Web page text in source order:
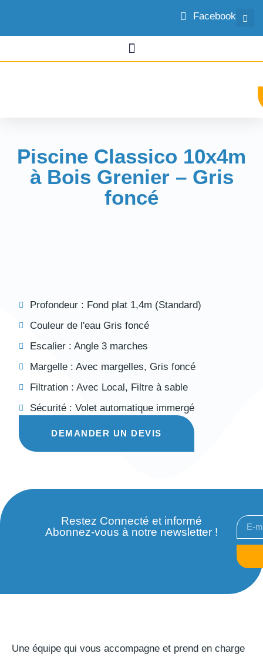
Facebook
Piscine Classico 10x4m
à Bois Grenier – Gris
foncé
Profondeur : Fond plat 1,4m (Standard)
Couleur de l'eau Gris foncé
Escalier :Angle 3 marches
Margelle :Avec margelles, Gris foncé
Filtration :Avec Local , Filtre à sable
Sécurité :Volet automatique immergé
DEMANDER UN DEVIS
Restez Connecté et informé
Abonnez-vous à notre newsletter !
Une équipe qui vous accompagne et prend en charge